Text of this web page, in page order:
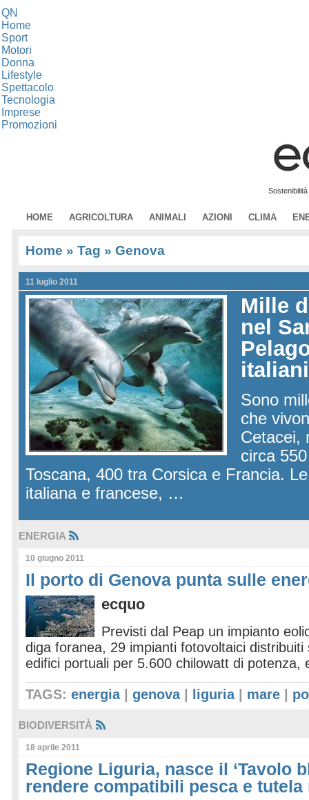
QN
Home
Sport
Motori
Donna
Lifestyle
Spettacolo
Tecnologia
Imprese
Promozioni
HOME AGRICOLTURA ANIMALI AZIONI CLIMA
Home » Tag » Genova
11 luglio 2011
Mille
nel
Sono
che
Cetacei,
circa
Toscana, 400 tra Corsica e Francia.
italiana e francese, …
ENERGIA
10 giugno 2011
Il porto di Genova punta sulle
ecquo
Previsti dal Peap un impianto
diga foranea, 29 impianti fotovoltaici distribuiti
edifici portuali per 5.600 chilowatt di
TAGS: energia| genova| liguria| mare
BIODIVERSITÀ
18 aprile 2011
Regione Liguria, nasce il ‘Tavolo
rendere compatibili pesca e tutela